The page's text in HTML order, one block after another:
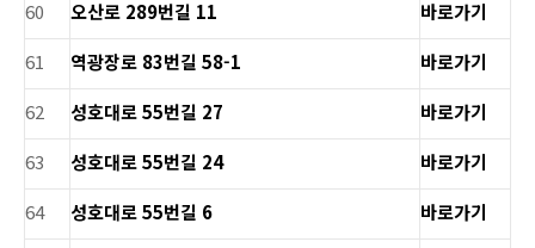
60
오산로 289번길 11
바로가기
61
역광장로 83번길 58-1
바로가기
62
성호대로 55번길 27
바로가기
63
성호대로 55번길 24
바로가기
64
성호대로 55번길 6
바로가기